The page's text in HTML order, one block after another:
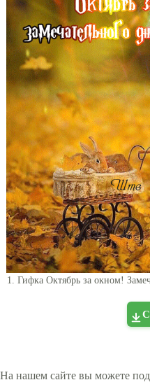
1. Гифка Октябрь за окном!
На нашем сайте вы можете